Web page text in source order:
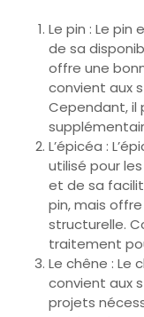
Le pin : Le
de sa
offre une
convient aux
Cependant,
L’épicéa :
utilisé pour
et de sa
pin, mais
structurelle.
traitement
Le chêne : Le
convient aux
projets